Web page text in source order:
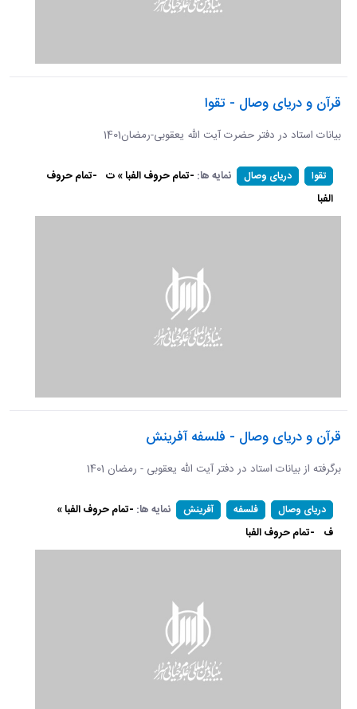
قرآن و دریای وصال - تقوا
بیانات استاد در دفتر حضرت آیت الله یعقوبی-رمضان1401
تقوا دریای وصال نمایه ها: -تمام حروف الفبا » ت -تمام حروف
الفبا
قرآن و دریای وصال - فلسفه آفرینش
برگرفته از بیانات استاد در دفتر آیت الله یعقوبی - رمضان 1401
دریای وصال فلسفه آفرینش نمایه ها: -تمام حروف الفبا »
ف -تمام حروف الفبا